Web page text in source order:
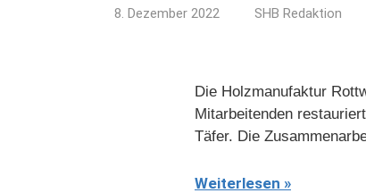
8. Dezember 2022 SHB Redaktion
Die Holzmanufaktur
Mitarbeitenden
Täfer. Die
Weiterlesen